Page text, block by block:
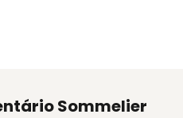
Sommelier